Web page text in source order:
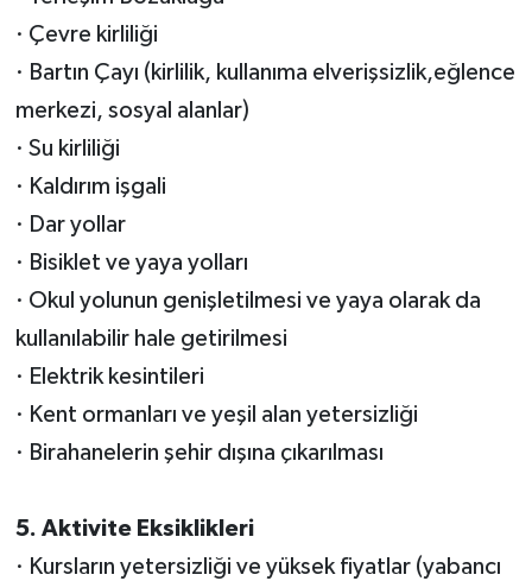
· Çevre kirliliği
· Bartın Çayı (kirlilik, kullanıma elverişsizlik,eğlence
merkezi, sosyal alanlar)
· Su kirliliği
· Kaldırım işgali
· Dar yollar
· Bisiklet ve yaya yolları
· Okul yolunun genişletilmesi ve yaya olarak da
kullanılabilir hale getirilmesi
· Elektrik kesintileri
· Kent ormanları ve yeşil alan yetersizliği
· Birahanelerin şehir dışına çıkarılması
5. Aktivite Eksiklikleri
· Kursların yetersizliği ve yüksek fiyatlar (yabancı